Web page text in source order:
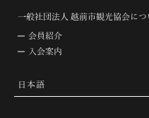
一般社団法人 越前市観光協会につ
会員紹介
入会案内